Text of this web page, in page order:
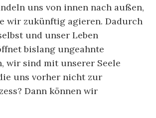
uns von innen nach außen,
wir zukünftig agieren. Dadurch
und unser Leben
bislang ungeahnte
wir sind mit unserer Seele
uns vorher nicht zur
Dann können wir